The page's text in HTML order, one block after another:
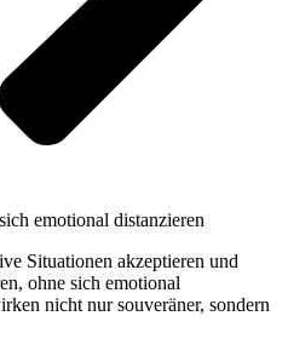
emotional distanzieren
Situationen akzeptieren und
ohne sich emotional
nicht nur souveräner, sondern